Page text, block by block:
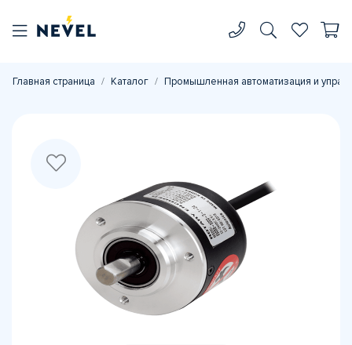
Главная страница Каталог Промышленная автоматизация и